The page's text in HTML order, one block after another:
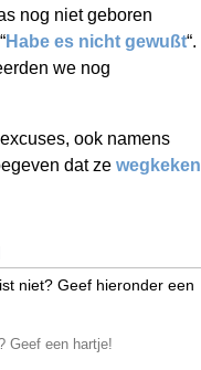
nog niet geboren
Habe es nicht gewußt“.
we nog
ook namens
dat ze wegkeken
niet? Geef hieronder een
Geef een hartje!